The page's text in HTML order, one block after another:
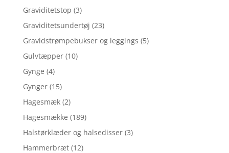
Graviditetstop (3)
Graviditetsundertøj (23)
Gravidstrømpebukser og leggings (5)
Gulvtæpper (10)
Gynge (4)
Gynger (15)
Hagesmæk (2)
Hagesmække (189)
Halstørklæder og halsedisser (3)
Hammerbræt (12)